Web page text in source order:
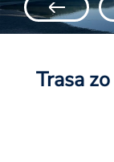
Trasa